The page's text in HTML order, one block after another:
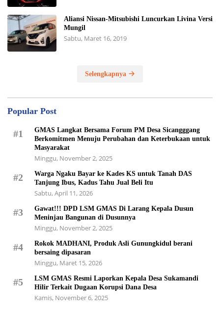
Aliansi Nissan-Mitsubishi Luncurkan Livina Versi
Mungil
Sabtu, Maret 16, 2019
Selengkapnya
Popular Post
#1
GMAS Langkat Bersama Forum PM Desa Sicangggang
Berkomitmen Menuju Perubahan dan Keterbukaan untuk
Masyarakat
Minggu, November 2, 2025
#2
Warga Ngaku Bayar ke Kades KS untuk Tanah DAS
Tanjung Ibus, Kadus Tahu Jual Beli Itu
Sabtu, April 11, 2026
#3
Gawat!!! DPD LSM GMAS Di Larang Kepala Dusun
Meninjau Bangunan di Dusunnya
Minggu, November 2, 2025
#4
Rokok MADHANI, Produk Asli Gunungkidul berani
bersaing dipasaran
Minggu, Maret 15, 2026
#5
LSM GMAS Resmi Laporkan Kepala Desa Sukamandi
Hilir Terkait Dugaan Korupsi Dana Desa
Kamis, November 6, 2025